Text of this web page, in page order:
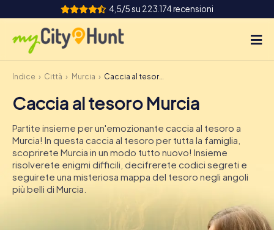
4,5/5 su 223.174 recensioni
Come funziona
Città
Tour
Team Building
Biglietti
DE
Indice Città Murcia Caccia al tesoro Murcia
Caccia al tesoro Murcia
Partite insieme per un'emozionante caccia al tesoro a
Murcia! In questa caccia al tesoro per tutta la famiglia,
scoprirete Murcia in un modo tutto nuovo! Insieme
risolverete enigmi difficili, decifrerete codici segreti e
seguirete una misteriosa mappa del tesoro negli angoli
più belli di Murcia.